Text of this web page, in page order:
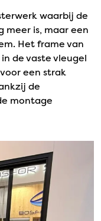
waarbij de
meer is, maar een
Het frame van
de vaste vleugel
een strak
de
montage